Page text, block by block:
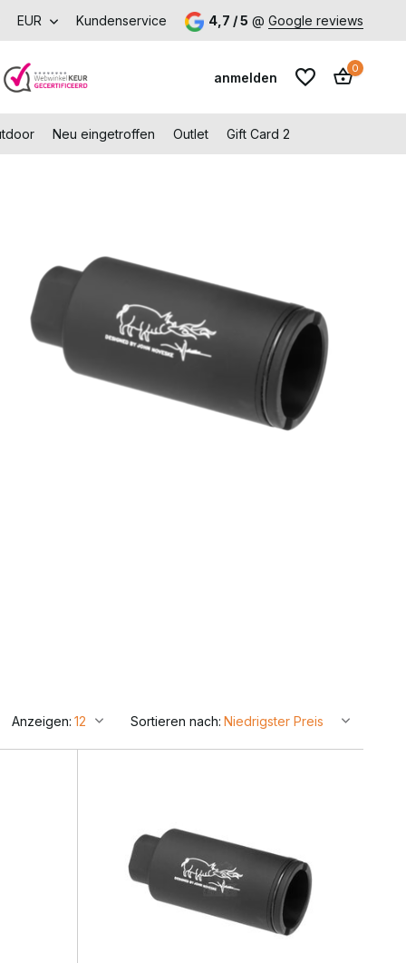
Versand ab 150 € (DE) Besuchen Sie unseren Shop in
EUR Kundenservice 4,7 / 5 @ Google reviews
anmelden
anlegen
anlegen
0
Neu eingetroffen Outlet Gift Card 2
Anzeigen: Sortieren nach: